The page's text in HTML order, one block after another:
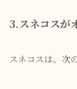
3.スネコスが
スネコスは、次